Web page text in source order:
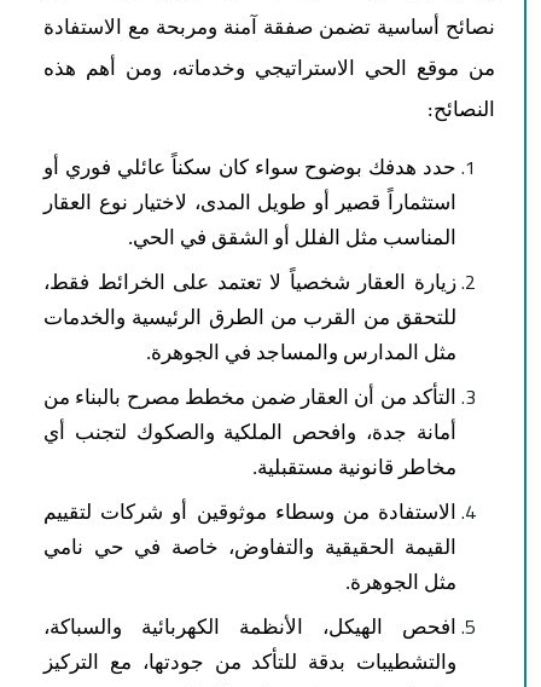
نصائح أساسية تضمن صفقة آمنة ومربحة مع الاستفادة
من موقع الحي الاستراتيجي وخدماته، ومن أهم هذه
النصائح:
حدد هدفك بوضوح سواء كان سكناً عائلي فوري أو
استثماراً قصير أو طويل المدى، لاختيار نوع العقار
المناسب مثل الفلل أو الشقق في الحي.
زيارة العقار شخصياً لا تعتمد على الخرائط فقط،
للتحقق من القرب من الطرق الرئيسية والخدمات
مثل المدارس والمساجد في الجوهرة.
التأكد من أن العقار ضمن مخطط مصرح بالبناء من
أمانة جدة، وافحص الملكية والصكوك لتجنب أي
مخاطر قانونية مستقبلية.
الاستفادة من وسطاء موثوقين أو شركات لتقييم
القيمة الحقيقية والتفاوض، خاصة في حي نامي
مثل الجوهرة.
​افحص الهيكل، الأنظمة الكهربائية والسباكة،
والتشطيبات بدقة للتأكد من جودتها، مع التركيز